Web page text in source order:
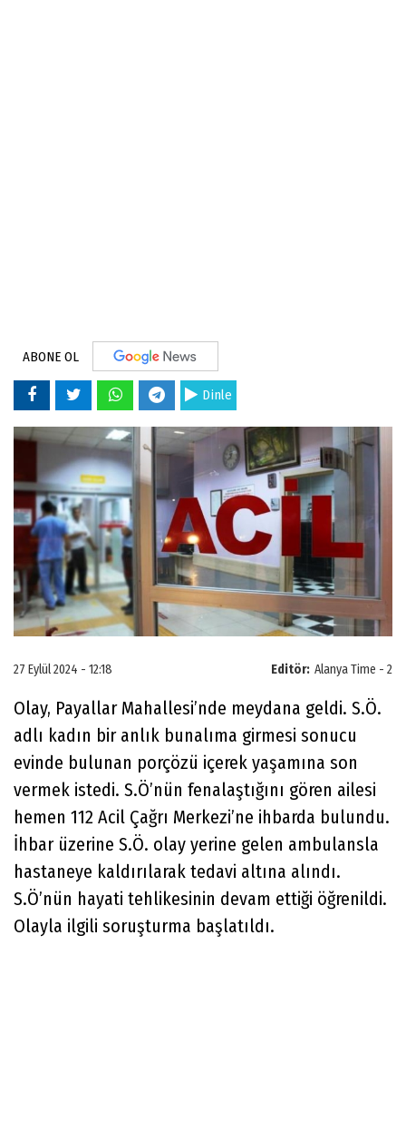
ABONE OL
Dinle
Editör: Alanya Time - 2
27 Eylül 2024 - 12:18
Olay, Payallar Mahallesi’nde meydana geldi. S.Ö.
adlı kadın bir anlık bunalıma girmesi sonucu
evinde bulunan porçözü içerek yaşamına son
vermek istedi. S.Ö’nün fenalaştığını gören ailesi
hemen 112 Acil Çağrı Merkezi’ne ihbarda bulundu.
İhbar üzerine S.Ö. olay yerine gelen ambulansla
hastaneye kaldırılarak tedavi altına alındı.
S.Ö’nün hayati tehlikesinin devam ettiği öğrenildi.
Olayla ilgili soruşturma başlatıldı.